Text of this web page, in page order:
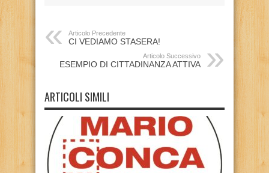
Articolo Precedente
CI VEDIAMO STASERA!
Articolo Successivo
ESEMPIO DI CITTADINANZA ATTIVA
ARTICOLI SIMILI